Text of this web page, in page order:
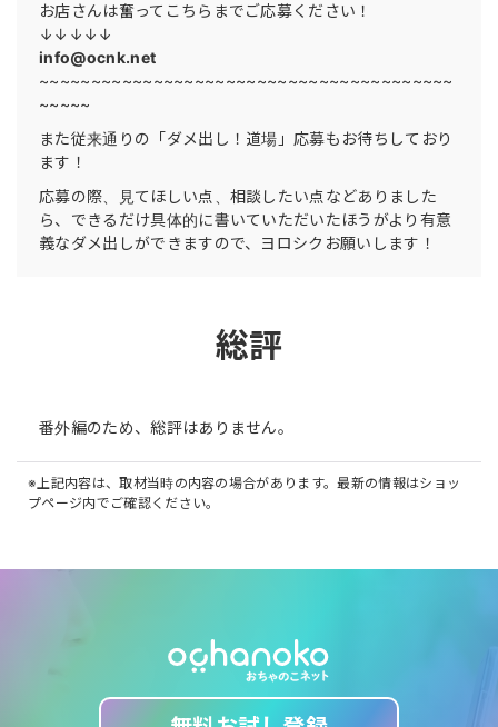
お店さんは奮ってこちらまでご応募ください！
↓↓↓↓↓
info@ocnk.net
~~~~~~~~~~~~~~~~~~~~~~~~~~~~~~~~~~~~~~~~
~~~~~
また従来通りの「ダメ出し！道場」応募もお待ちしており
ます！
応募の際、見てほしい点、相談したい点などありました
ら、できるだけ具体的に書いていただいたほうがより有意
義なダメ出しができますので、ヨロシクお願いします！
総評
番外編のため、総評はありません。
※上記内容は、取材当時の内容の場合があります。最新の情報はショッ
プページ内でご確認ください。